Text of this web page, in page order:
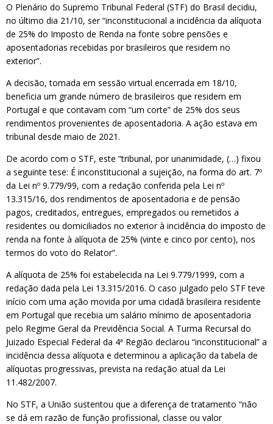
O Plenário do Supremo Tribunal Federal (STF) do Brasil decidiu,
no último dia 21/10, ser “inconstitucional a incidência da alíquota
de 25% do Imposto de Renda na fonte sobre pensões e
aposentadorias recebidas por brasileiros que residem no
exterior”.
A decisão, tomada em sessão virtual encerrada em 18/10,
beneficia um grande número de brasileiros que residem em
Portugal e que contavam com “um corte” de 25% dos seus
rendimentos provenientes de aposentadoria. A ação estava em
tribunal desde maio de 2021.
De acordo com o STF, este “tribunal, por unanimidade, (…) fixou
a seguinte tese: É inconstitucional a sujeição, na forma do art. 7º
da Lei nº 9.779/99, com a redação conferida pela Lei nº
13.315/16, dos rendimentos de aposentadoria e de pensão
pagos, creditados, entregues, empregados ou remetidos a
residentes ou domiciliados no exterior à incidência do imposto de
renda na fonte à alíquota de 25% (vinte e cinco por cento), nos
termos do voto do Relator”.
A alíquota de 25% foi estabelecida na Lei 9.779/1999, com a
redação dada pela Lei 13.315/2016. O caso julgado pelo STF teve
início com uma ação movida por uma cidadã brasileira residente
em Portugal que recebia um salário mínimo de aposentadoria
pelo Regime Geral da Previdência Social. A Turma Recursal do
Juizado Especial Federal da 4ª Região declarou “inconstitucional” a
incidência dessa alíquota e determinou a aplicação da tabela de
alíquotas progressivas, prevista na redação atual da Lei
11.482/2007.
No STF, a União sustentou que a diferença de tratamento “não
se dá em razão de função profissional, classe ou valor